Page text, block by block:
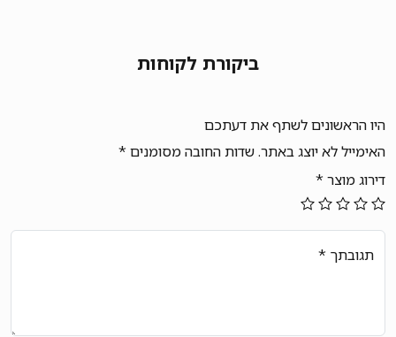
ביקורת לקוחות
היו הראשונים לשתף את דעתכם
האימייל לא יוצג באתר.שדות החובה מסומנים *
דירוג מוצר *
תגובתך *